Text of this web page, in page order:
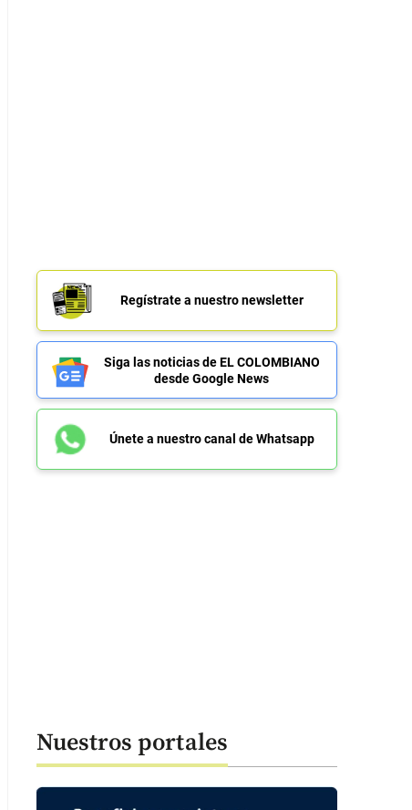
Regístrate a nuestro newsletter
Siga las noticias de EL COLOMBIANO
desde Google News
Únete a nuestro canal de Whatsapp
Nuestros portales